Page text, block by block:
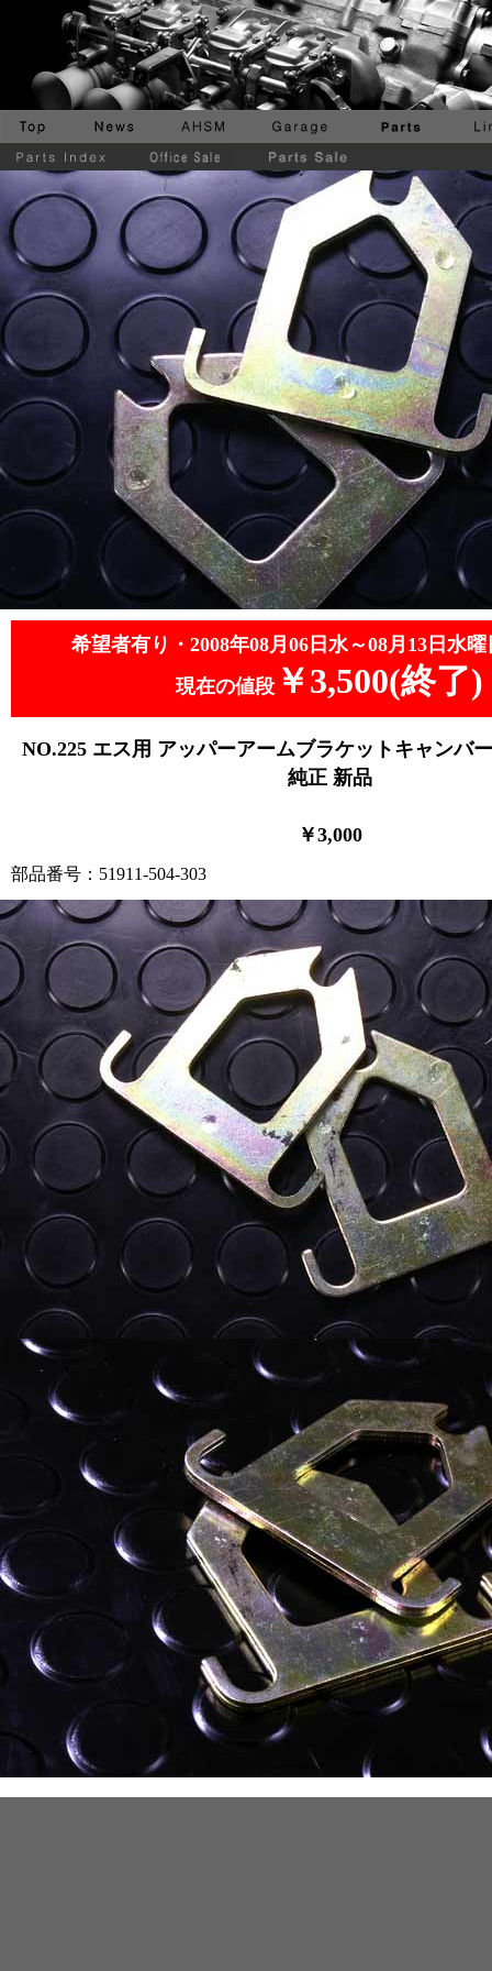
希望者有り・2008年08月06日水～08月13日水曜
現在の値段 ￥3,500(終了)
NO.225 エス用 アッパーアームブラケットキャンバ
純正 新品
￥3,000
部品番号：51911-504-303